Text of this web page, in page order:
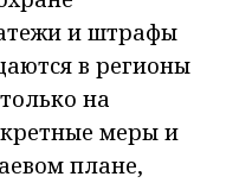
и штрафы
в регионы
на
меры и
плане,